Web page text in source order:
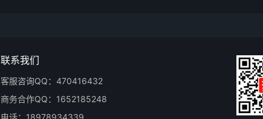
联系我们
客服咨询QQ：470416432
商务合作QQ：1652185248
电话：18978934339